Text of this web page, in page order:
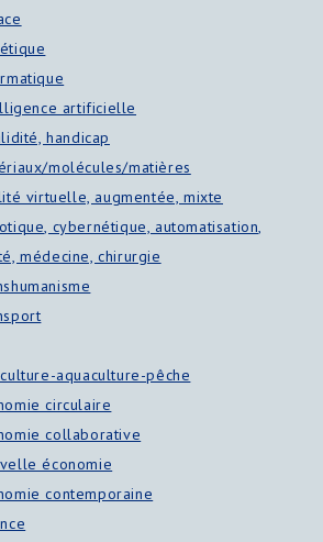
artificielle
handicap
molécules/matières
virtuelle, augmentée, mixte
cybernétique, automatisation,
médecine, chirurgie
aquaculture-pêche
circulaire
collaborative
économie
contemporaine